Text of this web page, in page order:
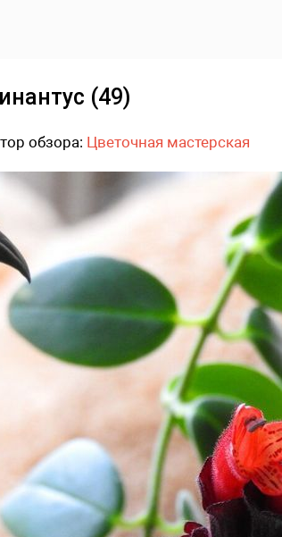
(49)
обзора: Цветочная мастерская